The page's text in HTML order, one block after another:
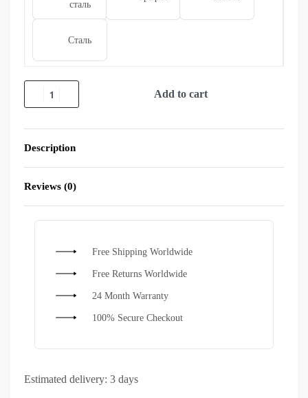
сталь
Сталь
Add to cart
Description
Reviews (0)
Free Shipping Worldwide
Free Returns Worldwide
24 Month Warranty
100% Secure Checkout
Estimated delivery: 3 days